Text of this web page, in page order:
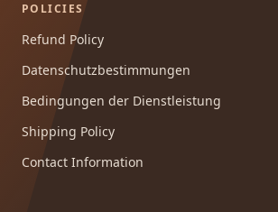
POLICIES
Refund Policy
Datenschutzbestimmungen
Bedingungen der Dienstleistung
Shipping Policy
Contact Information